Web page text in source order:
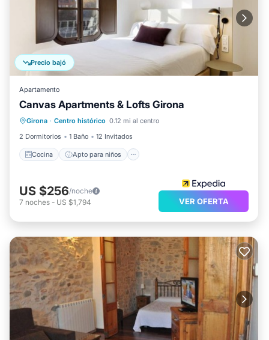
Precio bajó
Apartamento
Canvas Apartments & Lofts Girona
Girona · Centro histórico 0.12 mi al centro
2 Dormitorios
1 Baño 12 Invitados
Cocina Apto para niños
Cocina Apto para niños
Lavandería
Servicios para huéspedes
US $256/noche
7 noches - US $1,794 VER OFERTA